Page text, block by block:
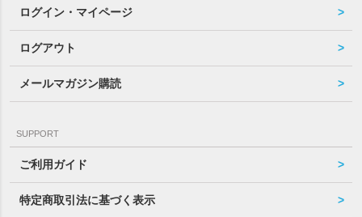
ログイン・マイページ
ログアウト
メールマガジン購読
SUPPORT
ご利用ガイド
特定商取引法に基づく表示